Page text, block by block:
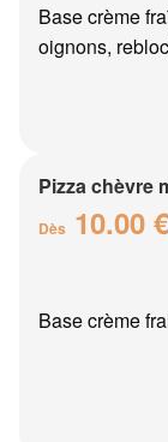
Base crème
oignons,
Pizza chèvre
Dès 10.00 €
Base crème